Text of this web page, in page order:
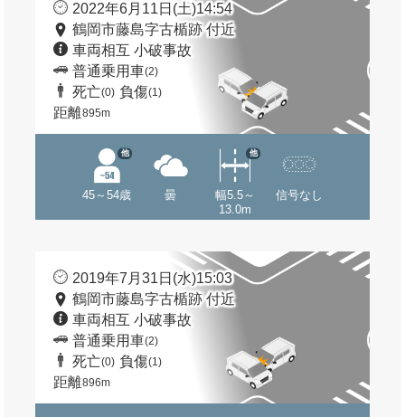
2022年6月11日(土)14:54
鶴岡市藤島字古楯跡 付近
車両相互 小破事故
普通乗用車(2)
死亡(0) 負傷(1)
距離895m
45～54歳
他
曇
幅5.5～
13.0m
他
信号なし
2019年7月31日(水)15:03
鶴岡市藤島字古楯跡 付近
車両相互 小破事故
普通乗用車(2)
死亡(0) 負傷(1)
距離896m